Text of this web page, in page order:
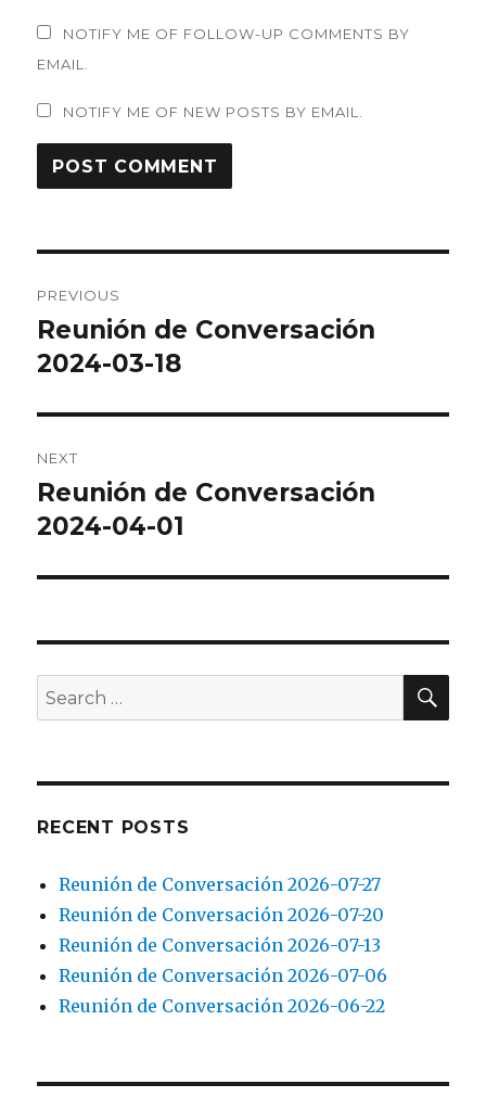
NOTIFY ME OF FOLLOW-UP COMMENTS BY
EMAIL.
NOTIFY ME OF NEW POSTS BY EMAIL.
navigation
PREVIOUS
Previous
post:
Reunión de Conversación
2024-03-18
NEXT
Next
post:
Reunión de Conversación
2024-04-01
Search
for:
RECENT POSTS
Reunión de Conversación 2026-07-27
Reunión de Conversación 2026-07-20
Reunión de Conversación 2026-07-13
Reunión de Conversación 2026-07-06
Reunión de Conversación 2026-06-22